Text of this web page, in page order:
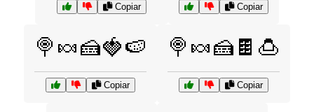
Copiar Copiar
🍭🍬🍰🍓🍉
Copiar
🍭🍬🍰🍫🍮
Copiar